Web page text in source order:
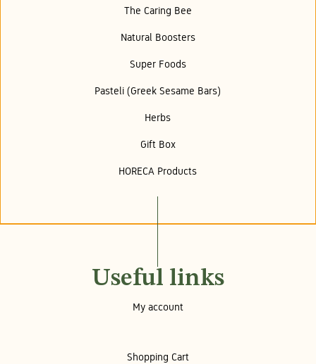
The Caring Bee
Natural Boosters
Super Foods
Pasteli (Greek Sesame Bars)
Herbs
Gift Box
HORECA Products
Useful links
My account
Shopping Cart